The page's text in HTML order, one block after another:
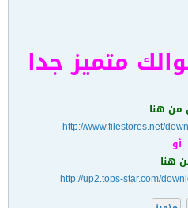
متميز جدا
من هنا
http://www.filestores.net/
أو
هنا
http://up2.tops-star.com/